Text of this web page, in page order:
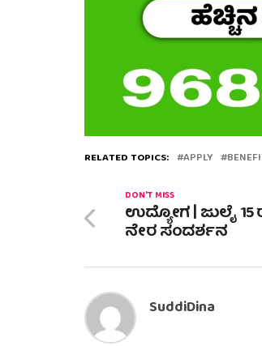
RELATED TOPICS: APPLY
DON'T MISS
ಉದ್ಯೋಗ | ಜುಲೈ 15
ನೇರ ಸಂದರ್ಶನ
SuddiDina